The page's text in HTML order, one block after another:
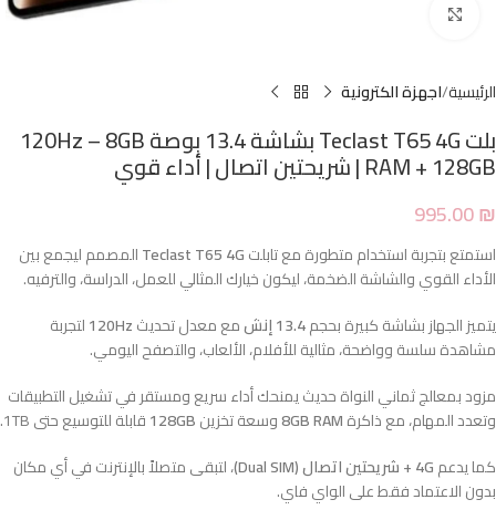
الرئيسية اجهزة الكترونية
بلت Teclast T65 4G بشاشة 13.4 بوصة 120Hz – 8GB
RAM + 128GB | شريحتين اتصال | أداء قوي
995.00₪
استمتع بتجربة استخدام متطورة مع تابلتTeclast T65 4Gالمصمم ليجمع بين
الأداء القوي والشاشة الضخمة، ليكون خيارك المثالي للعمل، الدراسة، والترفيه.
يتميز الجهاز بشاشة كبيرة بحجم13.4 إنش مع معدل تحديث120Hzلتجربة
مشاهدة سلسة وواضحة، مثالية للأفلام، الألعاب، والتصفح اليومي.
مزود بمعالج ثماني النواة حديث يمنحك أداء سريع ومستقر في تشغيل التطبيقات
وتعدد المهام، مع ذاكرة8GB RAMوسعة تخزين128GBقابلة للتوسيع حتى 1TB.
كما يدعم4G + شريحتين اتصال (Dual SIM)
، لتبقى متصلاً بالإنترنت في أي مكان
بدون الاعتماد فقط على الواي فاي.